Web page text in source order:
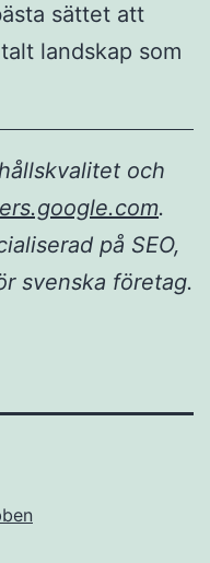
sättet att
landskap som
och
.
på SEO,
svenska företag.